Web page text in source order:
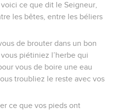
ce que dit le Seigneur,
les bêtes, entre les béliers
de brouter dans un bon
piétiniez l’herbe qui
vous de boire une eau
troubliez le reste avec vos
ce que vos pieds ont